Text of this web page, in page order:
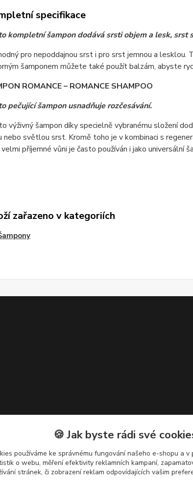
specifikace
kompletní šampon dodává srsti objem a lesk, srst
pro nepoddajnou srst i pro srst jemnou a
šamponem můžete také použít balzám, abyste
ROMANCE – ROMANCE SHAMPOO
pečující šampon usnadňuje rozčesávání.
výživný šampon díky specielně vybranému složení
nebo světlou srst. Kromě toho je v kombinaci s
příjemné vůni je často používán i jako universální
zařazeno v kategoriích
🍪 Jak byste rádi své
používáme ke správnému fungování našeho e-shopu a
o webu, měření efektivity reklamních kampaní,
stránek, či zobrazení reklam odpovídajících vašim